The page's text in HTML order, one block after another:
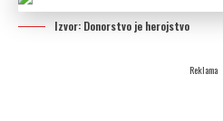
Izvor: Donorstvo je herojstvo
Reklama